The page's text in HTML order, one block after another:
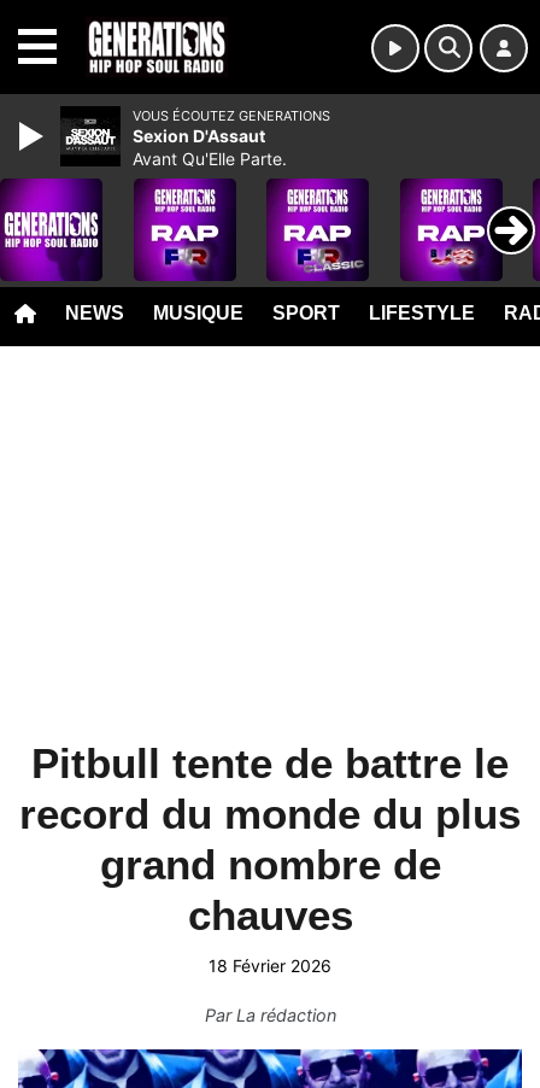
NEWS MUSIQUE SPORT LIFESTYLE
Pitbull tente de battre le
record du monde du plus
grand nombre de
chauves
18 Février 2026
ParLa rédaction
VOUS ÉCOUTEZ GENERATIONS
Sexion D'Assaut
Avant Qu'Elle Parte.